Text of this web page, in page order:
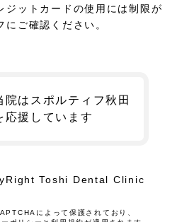
ジットカードの使用には制限が
ご確認ください。
院はスポルティフ秋田
応援しています
Toshi Dental Clinic
によって保護されており、